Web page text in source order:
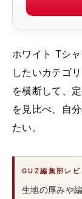
ホワイト Tシ
したいカテゴ
を横断して、
を見比べ、自
たい。
GUZ編集部レビ
生地の厚みや